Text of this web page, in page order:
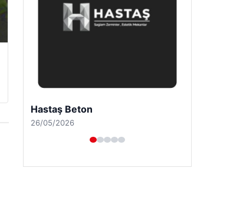
Enes Kaplan Avukatlık Bürosu
28/04/2026